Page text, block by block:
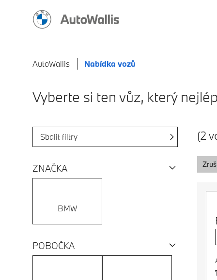
AutoWallis Nabídka vozů
Vyberte si ten vůz, který
Sbalit filtry
ZNAČKA
BMW
POBOČKA
(2